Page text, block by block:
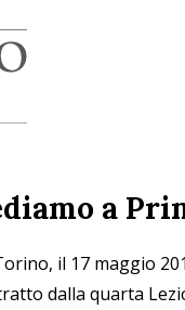
a
il 17 maggio
dalla quarta